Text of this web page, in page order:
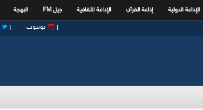
الإذاعة الدولية إذاعة القرآن الإذاعة الثقافية جيل FM البهجة
يوتيوب